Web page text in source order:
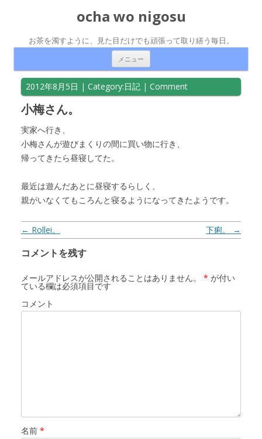
ocha wo nigosu
お茶を濁すように、見た目だけでも頑張って取り繕う毎日。
メニュー
2012年8月5日 | Category:日記 | Comment
小梅さん。
実家へ行き、
小梅さんが遊びまくりの間に買い物に行き、
帰ってきたら昼寝してた。
最近は遊んだあとに昼寝するらしく、
親がいなくてもころんと寝るようになってきたようです。
投稿ナビゲーション 下痢。 →
← Rollei。
コメントを残す
メールアドレスが公開されることはありません。 * が付い
ている欄は必須項目です
コメント
名前 *